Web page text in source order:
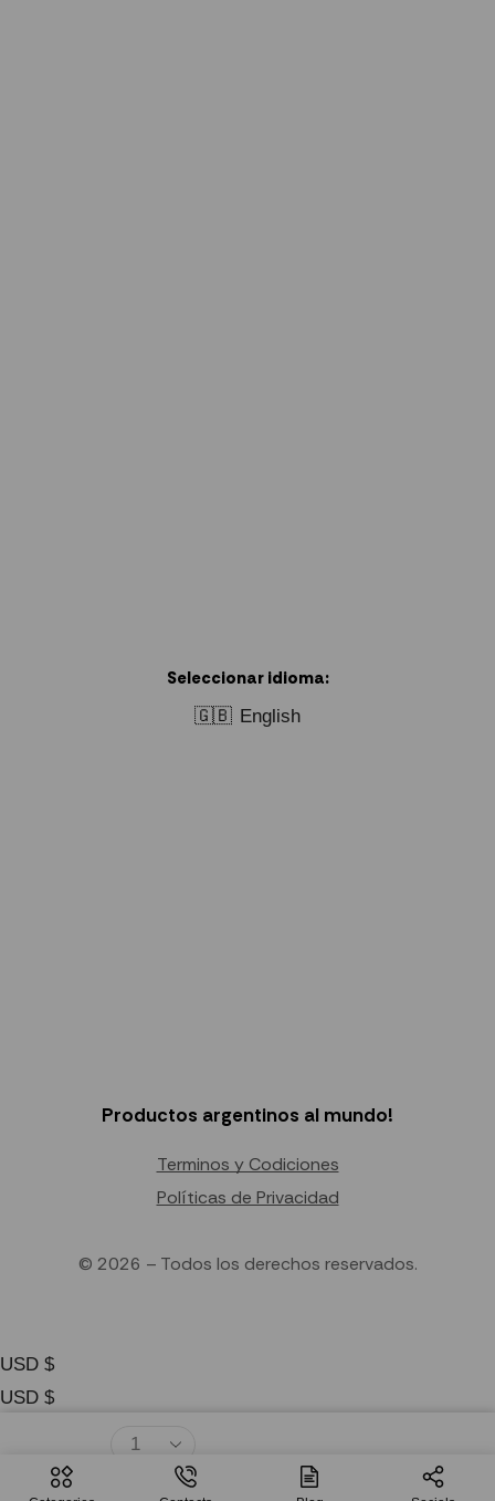
$12.41
Agregar Al Carrito
Seleccionar idioma:
🇬🇧 English
Productos argentinos al mundo!
Terminos y Codiciones
Políticas de Privacidad
© 2026 – Todos los derechos reservados.
USD $
USD $
CAD $